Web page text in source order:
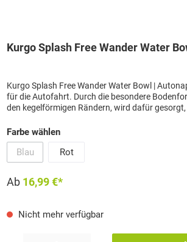
Kurgo Splash Free Wander Water
Kurgo Splash Free Wander Water Bowl |
für die Autofahrt. Durch die besondere
den kegelförmigen Rändern, wird dafür
Hergestellt aus lebensmitteltauglichen Silikon
nur halbvoll füllen Füllmenge ca. 700 ml
Farbe wählen
Blau(Diese Option ist zurzeit nicht verfügbar.)
Rot
Ab 16,99 €*
Nicht mehr verfügbar